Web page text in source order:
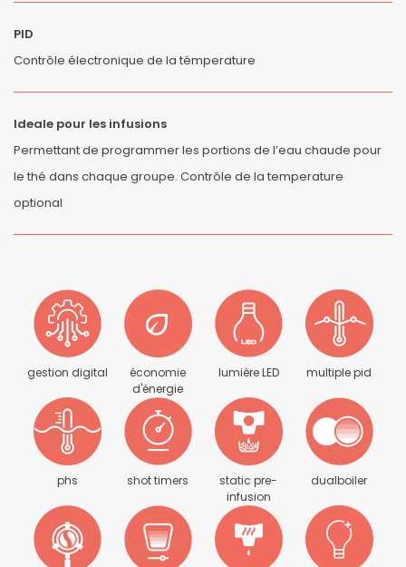
PID
Contrôle électronique de la témperature
Ideale pour les infusions
Permettant de programmer les portions de l’eau chaude pour
le thé dans chaque groupe. Contrôle de la temperature
optional
gestion digital
économie
d'énergie
lumière LED multiple pid
phs shot timers
static pre-
infusion
dualboiler